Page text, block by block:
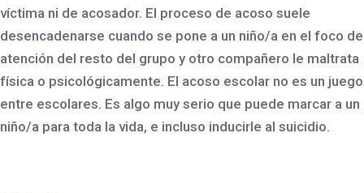
víctima ni de acosador. El proceso de acoso suele
desencadenarse cuando se pone a un niño/a en el foco de
atención del resto del grupo y otro compañero le maltrata
física o psicológicamente. El acoso escolar no es un juego
entre escolares. Es algo muy serio que puede marcar a un
niño/a para toda la vida, e incluso inducirle al suicidio.